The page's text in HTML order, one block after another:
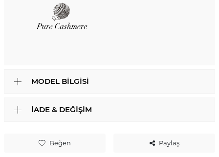
Beğen Paylaş
MODEL BILGISI
İADE & DEĞIŞIM